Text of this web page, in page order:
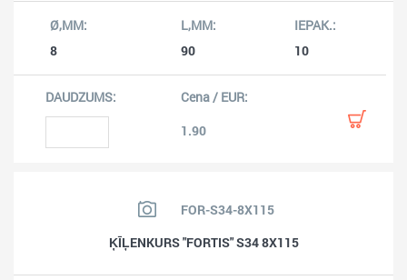
8 90 10
1.90
FOR-S34-8X115
ĶĪĻENKURS "FORTIS" S34 8X115